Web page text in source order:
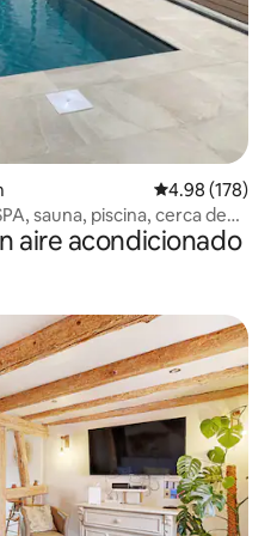
Calificación
4.98 (178)
sauna, piscina, cerca de
aire acondicionado